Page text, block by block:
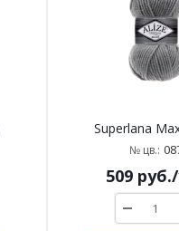
Superlana
№ цв.:
509руб.